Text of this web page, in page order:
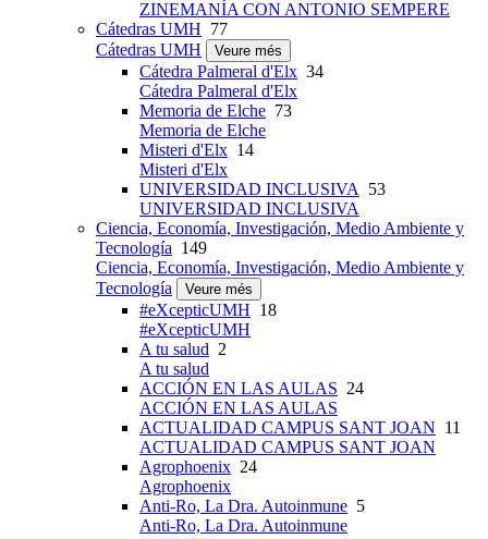
ZINEMANÍA CON ANTONIO SEMPERE
Cátedras UMH 77
Cátedras UMH
Veure més
Cátedra Palmeral d'Elx 34
Cátedra Palmeral d'Elx
Memoria de Elche 73
Memoria de Elche
Misteri d'Elx 14
Misteri d'Elx
UNIVERSIDAD INCLUSIVA
53
UNIVERSIDAD INCLUSIVA
Ciencia, Economía, Investigación, Medio Ambiente y
Tecnología 149
Ciencia, Economía, Investigación, Medio Ambiente y
Tecnología
Veure més
#eXcepticUMH 18
#eXcepticUMH
A tu salud 2
A tu salud
ACCIÓN EN LAS AULAS 24
ACCIÓN EN LAS AULAS
ACTUALIDAD CAMPUS SANT JOAN 11
ACTUALIDAD CAMPUS SANT JOAN
Agrophoenix 24
Agrophoenix
Anti-Ro, La Dra. Autoinmune 5
Anti-Ro, La Dra. Autoinmune